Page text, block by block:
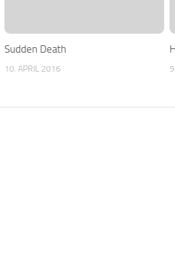
Sudden Death
10. APRIL 2016